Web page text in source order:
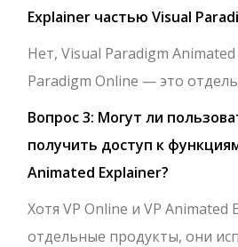
Explainer частью Visual
Нет, Visual Paradigm
Paradigm Online — это
Вопрос 3: Могут ли
получить доступ к
Animated Explainer?
Хотя VP Online и VP
отдельные продукты, они